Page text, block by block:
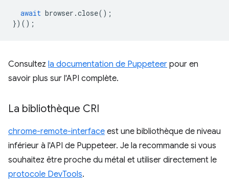
await browser .close();
})();
Consultez la documentation de Puppeteer pour en
savoir plus sur l'API complète.
La bibliothèque CRI
chrome-remote-interface est une bibliothèque de niveau
inférieur à l'API de Puppeteer. Je la recommande si vous
souhaitez être proche du métal et utiliser directement le
protocole DevTools.